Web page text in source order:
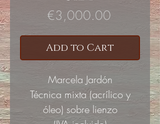
€3,000.00Price
Add to Cart
Marcela Jardón
Técnica mixta (acrílico y
óleo) sobre lienzo